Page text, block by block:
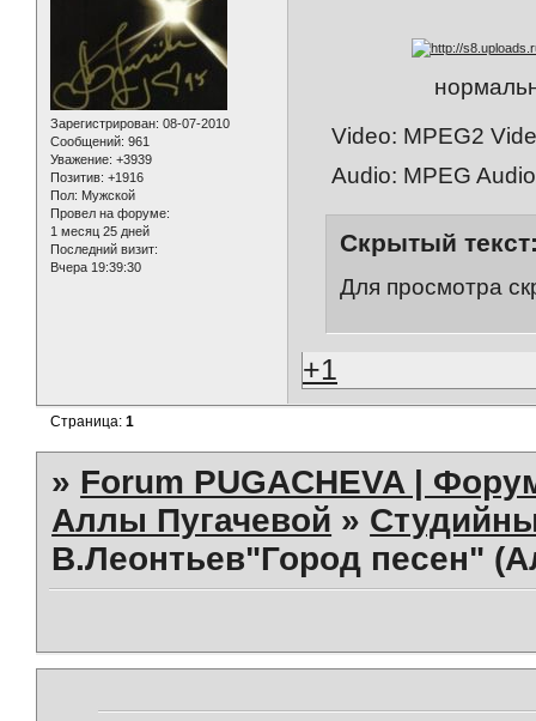
Зарегистрирован: 08-07-2010
Сообщений: 961
Уважение: +3939
Позитив: +1916
Пол: Мужской
Провел на форуме:
1 месяц 25 дней
Последний визит:
Вчера 19:39:30
Video: MPEG2
Audio: MPEG
Скрытый
Для просмотра
+1
Страница:1
» Forum PUGACHEVA |
Аллы Пугачевой »
В.Леонтьев"Город песен"